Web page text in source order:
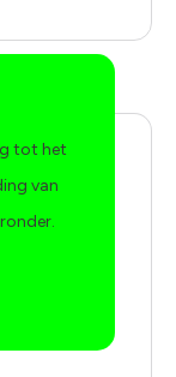
tot het
van